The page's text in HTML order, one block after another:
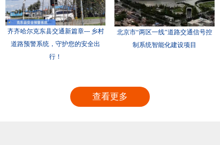
齐齐哈尔克东县交通新篇章--- 乡村
道路预警系统，守护您的安全出
行！
北京市“两区一线”道路交通信号控
制系统智能化建设项目
查看更多